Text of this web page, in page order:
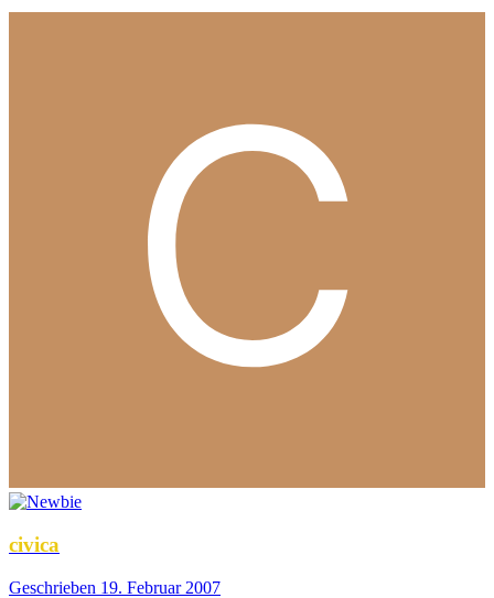
civica
Geschrieben 19. Februar 2007